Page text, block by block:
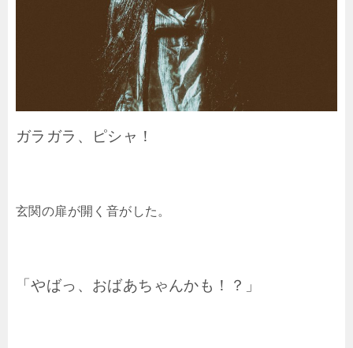
ガラガラ、ピシャ！
玄関の扉が開く音がした。
「やばっ、おばあちゃんかも！？」